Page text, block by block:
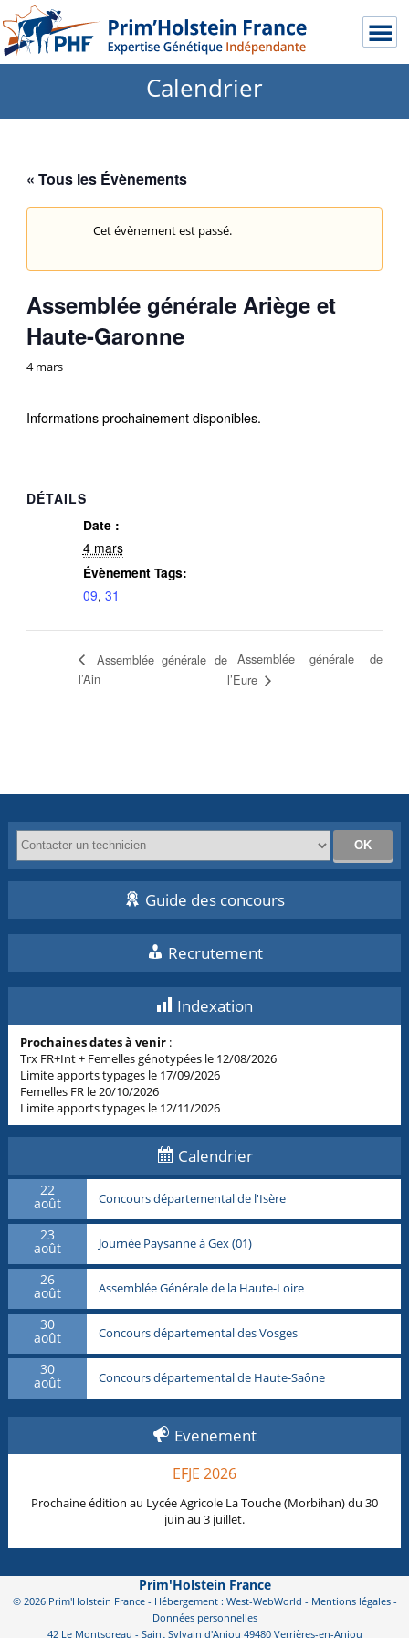
Calendrier
« Tous les Évènements
Cet évènement est passé.
Assemblée générale Ariège et
Haute-Garonne
4 mars
Informations prochainement disponibles.
DÉTAILS
Date :
4 mars
Évènement Tags:
09, 31
Assemblée générale de
l’Ain
Assemblée générale de
l’Eure
Guide des concours
Recrutement
Indexation
Prochaines dates à venir :
Trx FR+Int + Femelles génotypées le 12/08/2026
Limite apports typages le 17/09/2026
Femelles FR le 20/10/2026
Limite apports typages le 12/11/2026
Calendrier
22
août Concours départemental de l'Isère
23
août Journée Paysanne à Gex (01)
26
août Assemblée Générale de la Haute-Loire
30
août Concours départemental des Vosges
30
août Concours départemental de Haute-Saône
Evenement
EFJE 2026
Prochaine édition au Lycée Agricole La Touche (Morbihan) du 30
juin au 3 juillet.
Prim'Holstein France
© 2026 Prim'Holstein France - Hébergement : West-WebWorld - Mentions légales-
Données personnelles
42 Le Montsoreau - Saint Sylvain d'Anjou 49480 Verrières-en-Anjou